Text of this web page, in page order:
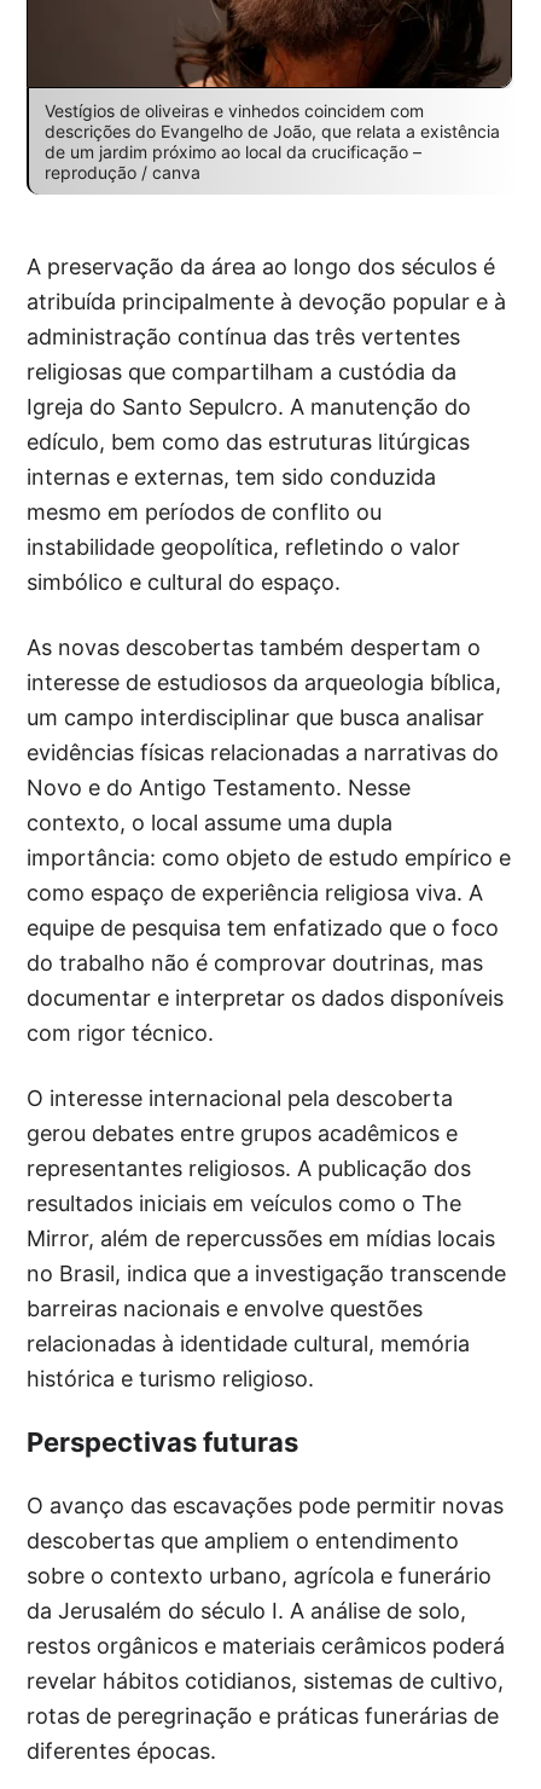
Vestígios de oliveiras e vinhedos coincidem com
descrições do Evangelho de João, que relata a existência
de um jardim próximo ao local da crucificação –
reprodução / canva
A preservação da área ao longo dos séculos é
atribuída principalmente à devoção popular e à
administração contínua das três vertentes
religiosas que compartilham a custódia da
Igreja do Santo Sepulcro. A manutenção do
edículo, bem como das estruturas litúrgicas
internas e externas, tem sido conduzida
mesmo em períodos de conflito ou
instabilidade geopolítica, refletindo o valor
simbólico e cultural do espaço.
As novas descobertas também despertam o
interesse de estudiosos da arqueologia bíblica,
um campo interdisciplinar que busca analisar
evidências físicas relacionadas a narrativas do
Novo e do Antigo Testamento. Nesse
contexto, o local assume uma dupla
importância: como objeto de estudo empírico e
como espaço de experiência religiosa viva. A
equipe de pesquisa tem enfatizado que o foco
do trabalho não é comprovar doutrinas, mas
documentar e interpretar os dados disponíveis
com rigor técnico.
O interesse internacional pela descoberta
gerou debates entre grupos acadêmicos e
representantes religiosos. A publicação dos
resultados iniciais em veículos como o The
Mirror, além de repercussões em mídias locais
no Brasil, indica que a investigação transcende
barreiras nacionais e envolve questões
relacionadas à identidade cultural, memória
histórica e turismo religioso.
Perspectivas futuras
O avanço das escavações pode permitir novas
descobertas que ampliem o entendimento
sobre o contexto urbano, agrícola e funerário
da Jerusalém do século I. A análise de solo,
restos orgânicos e materiais cerâmicos poderá
revelar hábitos cotidianos, sistemas de cultivo,
rotas de peregrinação e práticas funerárias de
diferentes épocas.